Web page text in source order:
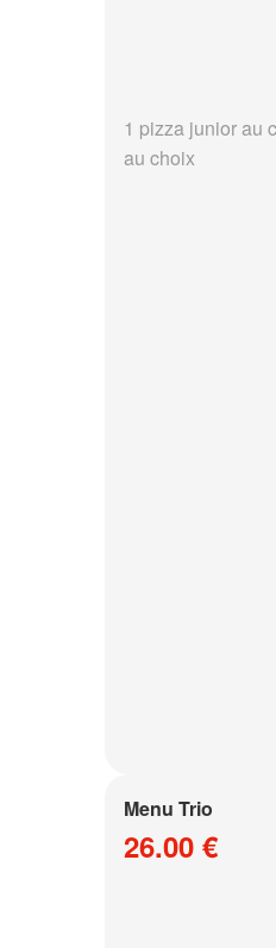
1 pizza junior au
au choix
Menu Trio
26.00 €